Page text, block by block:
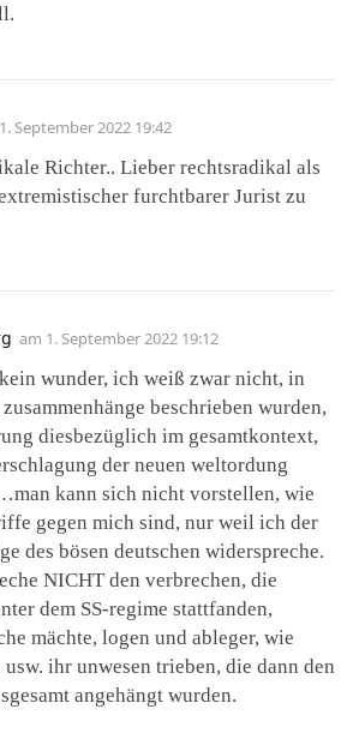
1. September 2022 19:42
Richter.. Lieber rechtsradikal als
furchtbarer Jurist zu
am 1. September 2022 19:12
wunder, ich weiß zwar nicht, in
beschrieben wurden,
diesbezüglich im gesamtkontext,
der neuen weltordung
kann sich nicht vorstellen, wie
gegen mich sind, nur weil ich der
des bösen deutschen widerspreche.
NICHT den verbrechen, die
dem SS-regime stattfanden,
mächte, logen und ableger, wie
ihr unwesen trieben, die dann den
angehängt wurden.